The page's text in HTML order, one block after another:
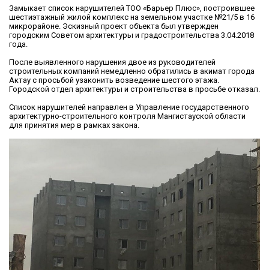
Замыкает список нарушителей ТОО «Барьер Плюс», построившее
шестиэтажный жилой комплекс на земельном участке №21/5 в 16
микрорайоне. Эскизный проект объекта был утвержден
городским Советом архитектуры и градостроительства 3.04.2018
года.
После выявленного нарушения двое из руководителей
строительных компаний немедленно обратились в акимат города
Актау с просьбой узаконить возведение шестого этажа.
Городской отдел архитектуры и строительства в просьбе отказал.
Список нарушителей направлен в Управление государственного
архитектурно-строительного контроля Мангистауской области
для принятия мер в рамках закона.